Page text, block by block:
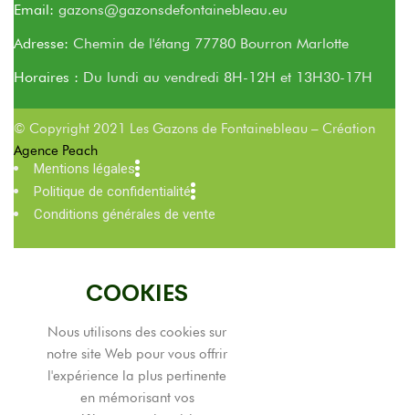
Email: gazons@gazonsdefontainebleau.eu
Adresse: Chemin de l'étang 77780 Bourron Marlotte
Horaires : Du lundi au vendredi 8H-12H et 13H30-17H
© Copyright 2021 Les Gazons de Fontainebleau – Création
Agence Peach
Mentions légales
Politique de confidentialité
Conditions générales de vente
COOKIES
Nous utilisons des cookies sur
notre site Web pour vous offrir
l'expérience la plus pertinente
en mémorisant vos